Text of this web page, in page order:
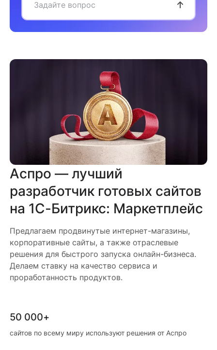
Задайте вопрос
Аспро — лучший
разработчик готовых сайтов
на 1С-Битрикс: Маркетплейс
Предлагаем продвинутые интернет-магазины,
корпоративные сайты, а также отраслевые
решения для быстрого запуска онлайн-бизнеса.
Делаем ставку на качество сервиса и
проработанность продуктов.
50 000+
сайтов по всему миру используют решения от Аспро